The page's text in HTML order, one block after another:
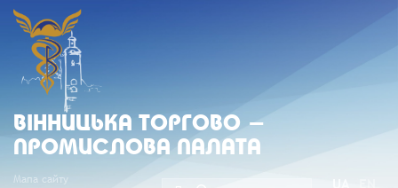
ВIННИЦЬКА ТОРГОВО -
ПРОМИСЛОВА ПАЛАТА
Мапа сайту